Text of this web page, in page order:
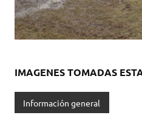
IMAGENES TOMADAS
Información general